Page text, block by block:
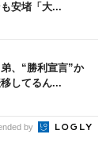
安堵「大...
、“勝利宣言”か
してるん...
by